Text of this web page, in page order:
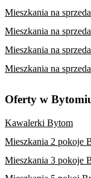
Mieszkania na
Mieszkania na
Mieszkania na
Mieszkania na
Oferty w
Kawalerki Bytom
Mieszkania 2 pokoje
Mieszkania 3 pokoje